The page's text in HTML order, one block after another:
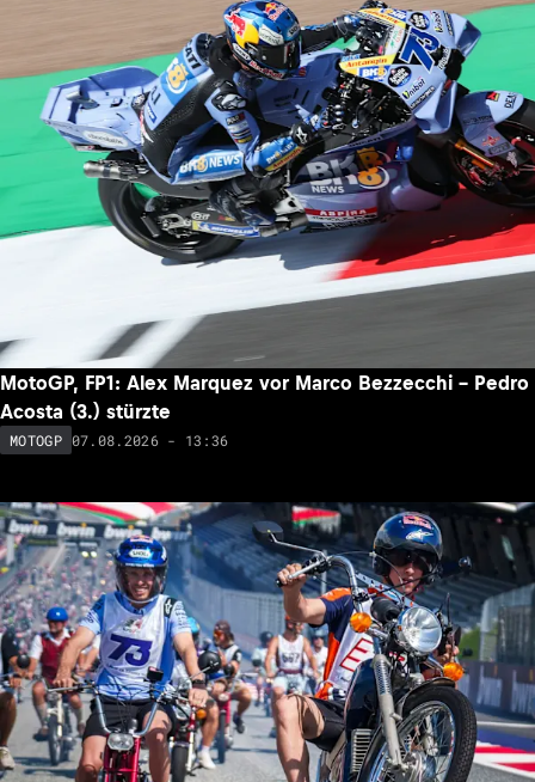
MotoGP, FP1: Alex Marquez vor Marco Bezzecchi – Pedro
Acosta (3.) stürzte
MOTOGP 07.08.2026 - 13:36